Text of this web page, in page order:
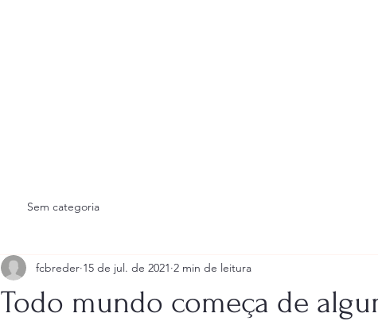
Sem categoria
Todo mundo começa de
fcbreder 15 de jul. de 2021 2 min de leitura